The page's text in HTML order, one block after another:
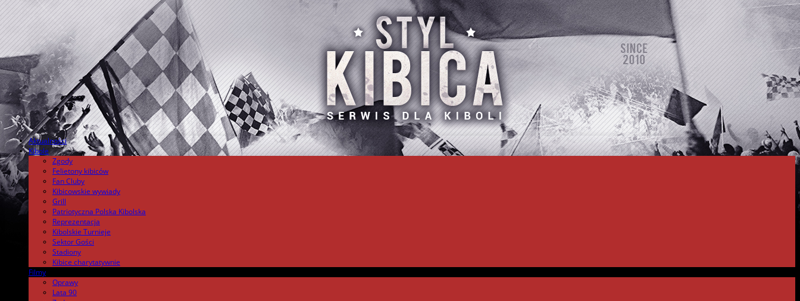
Aktualności .
Kibole
Zgody
Felietony kibiców
Fan Cluby
Kibicowskie wywiady
Grill
Patriotyczna Polska Kibolska
Reprezentacja
Kibolskie Turnieje
Sektor Gości
Stadiony
Kibice charytatywnie
Filmy
Oprawy
Lata 90